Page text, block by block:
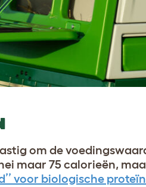
om de
maar 75 calorieën,
voor biologische